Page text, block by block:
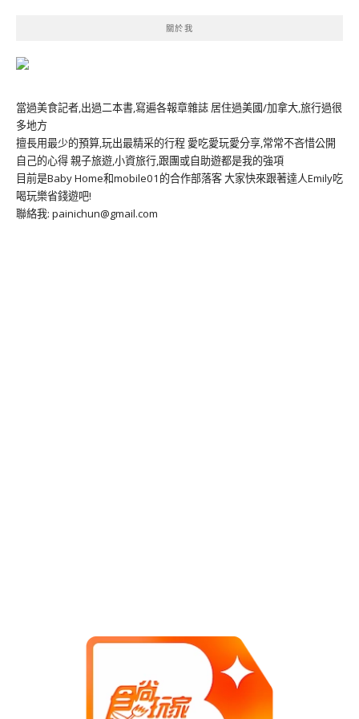
關於我
當過美食記者,出過二本書,寫遍各報章雜誌 居住過美國/加拿大,旅行過很
多地方
擅長用最少的預算,玩出最精采的行程 愛吃愛玩愛分享,常常不吝惜公開
自己的心得 親子旅遊,小資旅行,跟團或自助遊都是我的強項
目前是Baby Home和mobile01的合作部落客 大家快來跟著達人Emily吃
喝玩樂省錢遊吧!
聯絡我: painichun@gmail.com